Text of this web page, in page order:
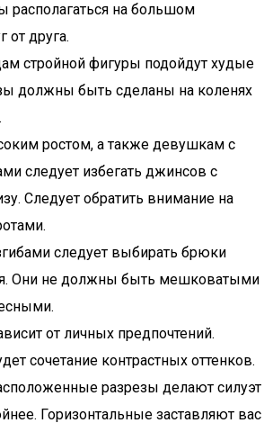
располагаться на большом
от друга.
стройной фигуры подойдут худые
должны быть сделаны на коленях
ростом, а также девушкам с
следует избегать джинсов с
Следует обратить внимание на
следует выбирать брюки
Они не должны быть мешковатыми
от личных предпочтений.
сочетание контрастных оттенков.
разрезы делают силуэт
Горизонтальные заставляют вас